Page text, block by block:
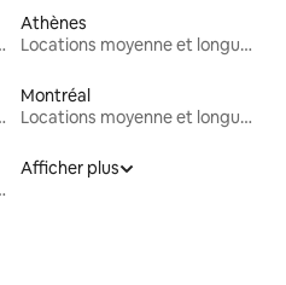
durée
Athènes
Locations moyenne et longue durée
durée
Montréal
Locations moyenne et longue durée
durée
Afficher plus